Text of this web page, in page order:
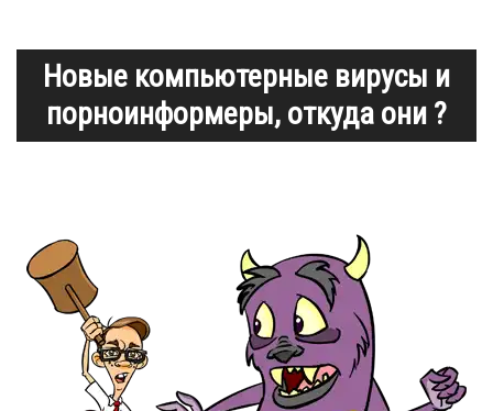
Новые компьютерные вирусы и
порноинформеры, откуда они ?